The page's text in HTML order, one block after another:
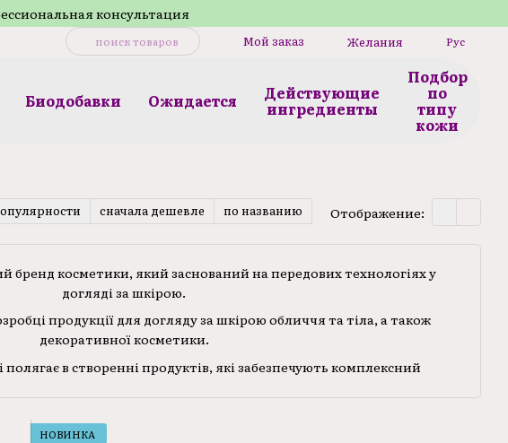
консультация
Мой заказ Желания Рус
Биодобавки Ожидается Действующие
ингредиенты
Подбор
по
типу
кожи
сначала дешевле по названию Отображение:
бренд косметики, який заснований на передових технологіях у
догляді за шкірою.
продукції для догляду за шкірою обличчя та тіла, а також
декоративної косметики.
полягає в створенні продуктів, які забезпечують комплексний
НОВИНКА